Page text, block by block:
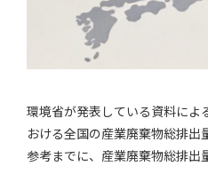
環境省が発表している資料によ
おける全国の産業廃棄物総排出
参考までに、産業廃棄物総排出